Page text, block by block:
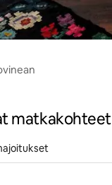
matkakohteet